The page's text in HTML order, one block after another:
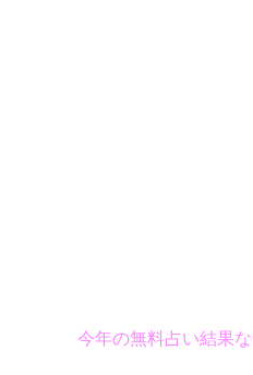
今年の無料占い結果